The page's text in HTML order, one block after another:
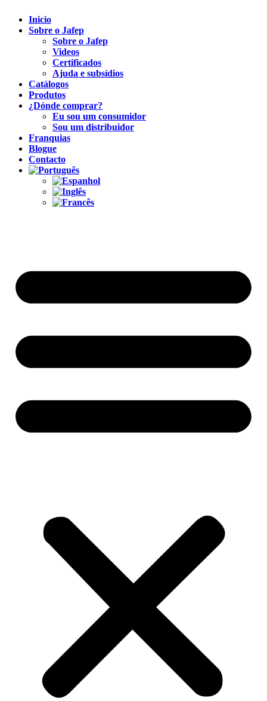
Inicio
Sobre o Jafep
Sobre o Jafep
Videos
Certificados
Ajuda e subsídios
Catálogos
Produtos
¿Dónde comprar?
Eu sou um consumidor
Sou um distribuidor
Franquias
Blogue
Contacto